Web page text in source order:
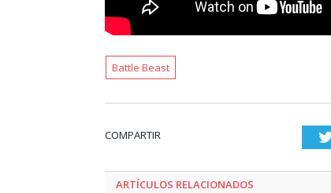
Battle Beast
COMPARTIR
ARTÍCULOS RELACIONADOS